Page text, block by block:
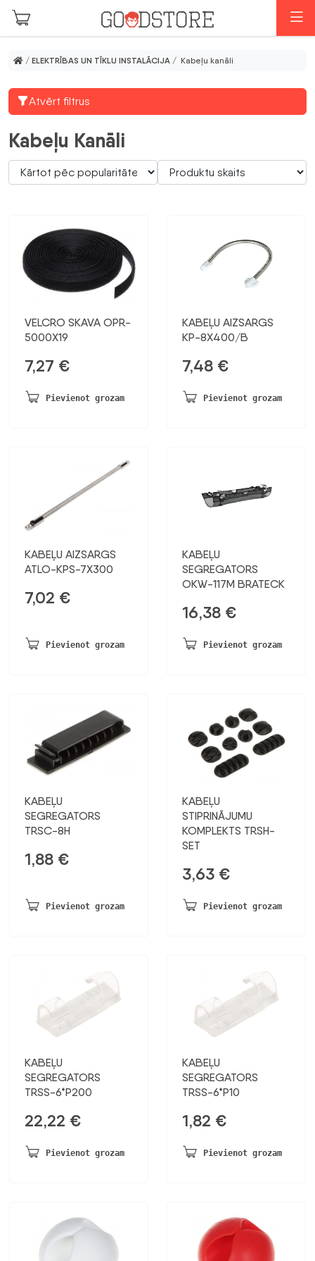
Skip to main content
/ ELEKTRĪBAS UN TĪKLU INSTALĀCIJA / Kabeļu kanāli
Atvērt filtrus
Kabeļu Kanāli
VELCRO SKAVA OPR-
5000X19
7,27 €
Pievienot grozam
KABEĻU AIZSARGS
KP-8X400/B
7,48 €
Pievienot grozam
KABEĻU AIZSARGS
ATLO-KPS-7X300
7,02 €
Pievienot grozam
KABEĻU
SEGREGATORS
OKW-117M BRATECK
16,38 €
Pievienot grozam
KABEĻU
SEGREGATORS
TRSC-8H
1,88 €
Pievienot grozam
KABEĻU
STIPRINĀJUMU
KOMPLEKTS TRSH-
SET
3,63 €
Pievienot grozam
KABEĻU
SEGREGATORS
TRSS-6*P200
22,22 €
Pievienot grozam
KABEĻU
SEGREGATORS
TRSS-6*P10
1,82 €
Pievienot grozam